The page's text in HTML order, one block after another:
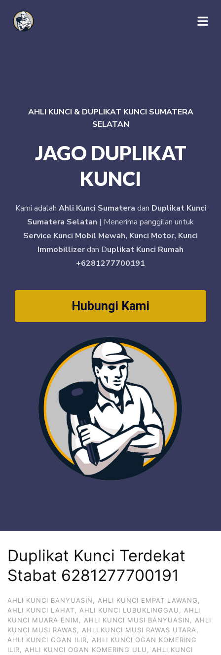
AHLI KUNCI & DUPLIKAT KUNCI SUMATERA
SELATAN
JAGO DUPLIKAT
KUNCI
Kami adalah Ahli Kunci Sumatera dan Duplikat Kunci
Sumatera Selatan | Menerima panggilan untuk
Service Kunci Mobil Mewah, Kunci Motor, Kunci
Immobillizerdan Duplikat Kunci Rumah
+6281277700191
Hubungi Kami
Duplikat Kunci Terdekat
Stabat 6281277700191
AHLI KUNCI BANYUASIN, AHLI KUNCI EMPAT LAWANG,
AHLI KUNCI LAHAT, AHLI KUNCI LUBUKLINGGAU, AHLI
KUNCI MUARA ENIM, AHLI KUNCI MUSI BANYUASIN, AHLI
KUNCI MUSI RAWAS, AHLI KUNCI MUSI RAWAS UTARA,
AHLI KUNCI OGAN ILIR, AHLI KUNCI OGAN KOMERING
ILIR, AHLI KUNCI OGAN KOMERING ULU, AHLI KUNCI